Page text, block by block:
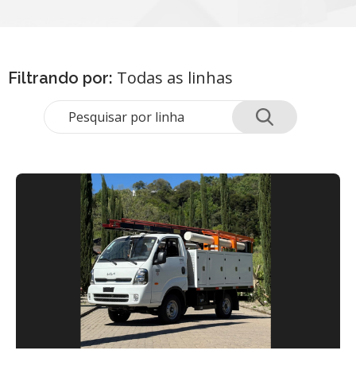
Filtrando por: Todas as linhas